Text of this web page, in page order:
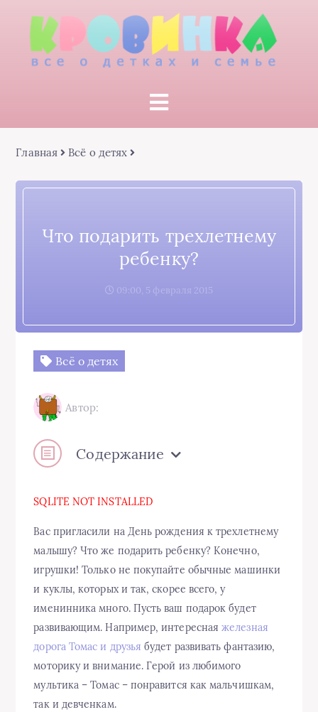
Главная Всё о детях
Что подарить трехлетнему
ребенку?
09:00, 5 февраля 2015
Всё о детях
Автор:
Содержание
SQLITE NOT INSTALLED
Вас пригласили на День рождения к трехлетнему
малышу? Что же подарить ребенку? Конечно,
игрушки! Только не покупайте обычные машинки
и куклы, которых и так, скорее всего, у
именинника много. Пусть ваш подарок будет
развивающим. Например, интереснаяжелезная
дорога Томас и друзья будет развивать фантазию,
моторику и внимание. Герой из любимого
мультика – Томас – понравится как мальчишкам,
так и девченкам.